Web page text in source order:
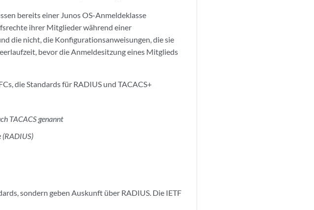
bereits einer Junos OS-Anmeldeklasse
ihrer Mitglieder während einer
die nicht, die Konfigurationsanweisungen, die sie
bevor die Anmeldesitzung eines Mitglieds
die Standards für RADIUS und TACACS+
TACACS genannt
(RADIUS)
sondern geben Auskunft über RADIUS. Die IETF